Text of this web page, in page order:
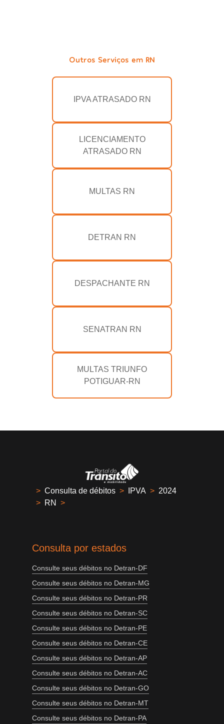
Outros Serviços em RN
IPVA ATRASADO RN
LICENCIAMENTO
ATRASADO RN
MULTAS RN
DETRAN RN
DESPACHANTE RN
SENATRAN RN
MULTAS TRIUNFO
POTIGUAR-RN
> Consulta de débitos > IPVA > 2024
> RN >
Consulta por estados
Consulte seus débitos no Detran-DF
Consulte seus débitos no Detran-MG
Consulte seus débitos no Detran-PR
Consulte seus débitos no Detran-SC
Consulte seus débitos no Detran-PE
Consulte seus débitos no Detran-CE
Consulte seus débitos no Detran-AP
Consulte seus débitos no Detran-AC
Consulte seus débitos no Detran-GO
Consulte seus débitos no Detran-MT
Consulte seus débitos no Detran-PA